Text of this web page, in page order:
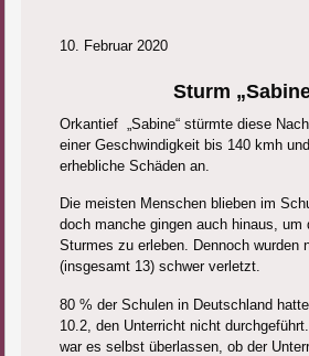
10. Februar 2020
Sturm
Orkantief „Sabine“ stürmte diese
einer Geschwindigkeit bis 140 kmh
erhebliche Schäden an.
Die meisten Menschen blieben im
doch manche gingen auch hinaus, um
Sturmes zu erleben. Dennoch wurden
(insgesamt 13) schwer verletzt.
80 % der Schulen in Deutschland
10.2, den Unterricht nicht
war es selbst überlassen, ob der